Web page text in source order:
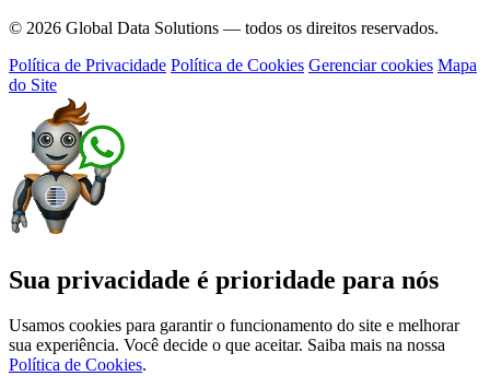
© 2026 Global Data Solutions — todos os direitos reservados.
Política de Privacidade Política de Cookies Gerenciar cookies Mapa
do Site
Sua privacidade é prioridade para nós
Usamos cookies para garantir o funcionamento do site e melhorar
sua experiência. Você decide o que aceitar. Saiba mais na nossa
Política de Cookies.